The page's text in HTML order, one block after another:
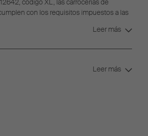
código XL, las carrocerías de
con los requisitos impuestos a las
Leer más
Leer más